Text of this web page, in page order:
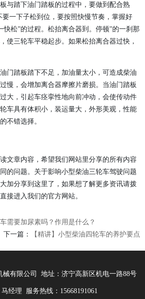
与踏下油门踏板的过程中，要做到配合熟
要一下子松到位，要按照快慢节奏，掌握好
松”的过程。松抬离合器到。停顿”的一刹那
使三轮车平稳起步。如果松抬离合器过快，
门踏板踏下不足，加油量太小，可造成柴油
慢，会增加离合器摩擦片磨损。当油门踏板
大，引起车痉挛性地向前冲动，会使传动件
车具有体积小，装运量大，外形美观，性能
不错选择。
文章内容，希望我们网站里分享的所有内容
的问题。关于影响小型柴油三轮车驾驶问题
加分享到这里了，如果想了解更多资讯请拨
接进入我们的官方网站。
需要加尿素吗？作用是什么？
下一篇：
【精讲】小型柴油四轮车的养护要点
械有限公司 地址：济宁高新区机电一路88号
经理 服务热线：15668191061